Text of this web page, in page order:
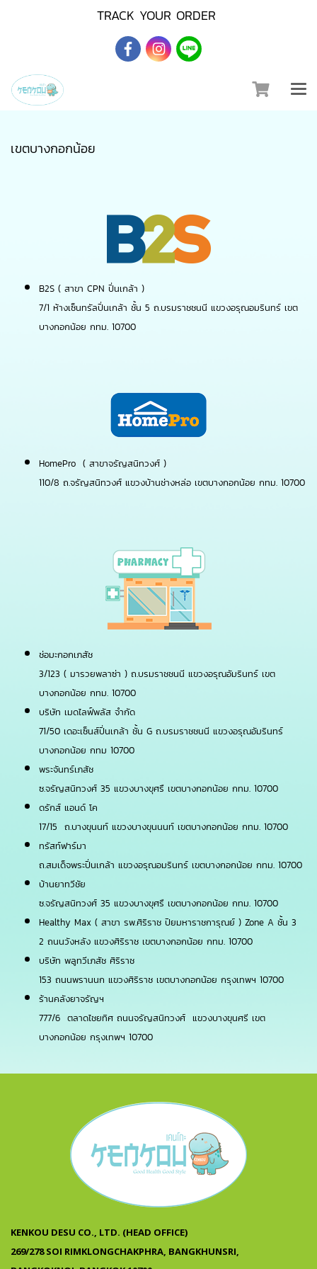
TRACK YOUR ORDER
เขตบางกอกน้อย
B2S ( สาขา CPN ปิ่นเกล้า )
7/1 ห้างเซ็นทรัลปิ่นเกล้า ชั้น 5 ถ.บรมราชชนนี แขวงอรุณอมรินทร์ เขต
บางกอกน้อย กทม. 10700
HomePro ( สาขาจรัญสนิทวงศ์ )
110/8 ถ.จรัญสนิทวงศ์ แขวงบ้านช่างหล่อ เขตบางกอกน้อย กทม. 10700
ช่อมะกอกเภสัช
3/123 ( มารวยพลาซ่า ) ถ.บรมราชชนนี แขวงอรุณอัมรินทร์ เขต
บางกอกน้อย กทม. 10700
บริษัท เมดไลฟ์พลัส จำกัด
71/50 เดอะเซ็นส์ปิ่นเกล้า ชั้น G ถ.บรมราชชนนี แขวงอรุณอัมรินทร์
บางกอกน้อย กทม 10700
พระจันทร์เภสัช
ซ.จรัญสนิทวงศ์ 35 แขวงบางขุศรื เขตบางกอกน้อย กทม. 10700
ดรักส์ แอนด์ โค
17/15 ถ.บางขุนนท์ แขวงบางขุนนนท์ เขตบางกอกน้อย กทม. 10700
ทรัสท์ฟาร์มา
ถ.สมเด็จพระปิ่นเกล้า แขวงอรุณอมรินทร์ เขตบางกอกน้อย กทม. 10700
บ้านยาทวีชัย
ซ.จรัญสนิทวงศ์ 35 แขวงบางขุศรื เขตบางกอกน้อย กทม. 10700
Healthy Max ( สาขา รพ.ศิริราช ปิยมหาราชการุณย์ ) Zone A ชั้น 3
2 ถนนวังหลัง แขวงศิริราช เขตบางกอกน้อย กทม. 10700
บริษัท พลูทวีเภสัช ศิริราช
153 ถนนพรานนก แขวงศิริราช เขตบางกอกน้อย กรุงเทพฯ 10700
ร้านคลังยาจรัญฯ
777/6 ตลาดไชยทิศ ถนนจรัญสนิทวงศ์ แขวงบางขุนศรี เขต
บางกอกน้อย กรุงเทพฯ 10700
KENKOU DESU CO., LTD. (HEAD OFFICE)
269/278 SOI RIMKLONGCHAKPHRA, BANGKHUNSRI,